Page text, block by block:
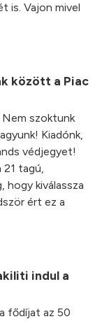
is. Vajon mivel
között a Piac
Nem szoktunk
Kiadónk,
védjegyet!
21 tagú,
hogy kiválassza
ért ez a
indul a
fődíjat az 50